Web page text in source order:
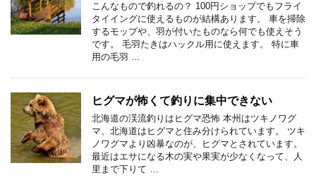
こんなもので釣れるの？ 100円ショップでもフライ
タイイングに使えるものが結構あります。 車を掃除
するモップや、羽が付いたものなら何でも使えそう
です。 毛羽たきはハックル用に使えます。 特に車
用の毛羽 …
ヒグマが怖くて釣りに集中できない
北海道の渓流釣りはヒグマ恐怖 本州はツキノワグ
マ、北海道はヒグマと住み分けられています。 ツキ
ノワグマより凶暴なのが、ヒグマとされています。
最近はエサになる木の実や果実が少なくなって、人
里まで下りて …